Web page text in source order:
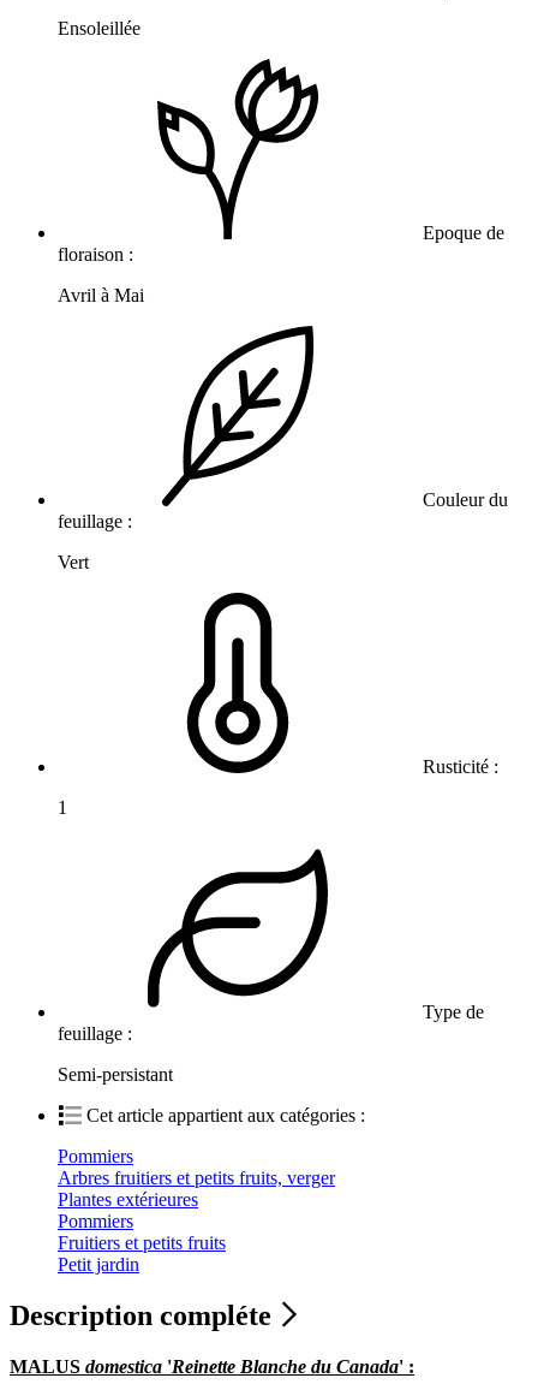
Ensoleillée
Epoque de
floraison :
Avril à Mai
Couleur du
feuillage :
Vert
Rusticité :
1
Type de
feuillage :
Semi-persistant
Cet article appartient aux catégories :
Pommiers
Arbres fruitiers et petits fruits, verger
Plantes extérieures
Pommiers
Fruitiers et petits fruits
Petit jardin
Description compléte
MALUS domestica 'Reinette Blanche du Canada' :